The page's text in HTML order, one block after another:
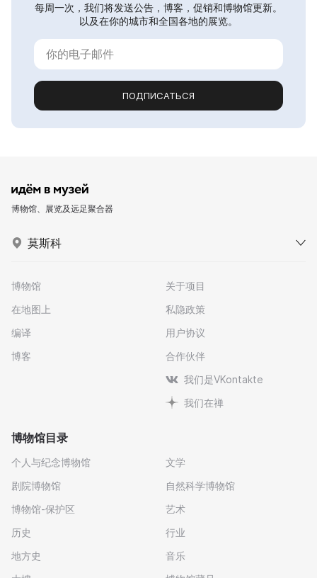
每周一次，我们将发送公告，博客，促销和博物馆更新。
以及在你的城市和全国各地的展览。
ПОДПИСАТЬСЯ
博物馆、展览及远足聚合器
莫斯科
博物馆
在地图上
编译
博客
关于项目
私隐政策
用户协议
合作伙伴
我们是VKontakte
我们在禅
博物馆目录
个人与纪念博物馆
剧院博物馆
博物馆-保护区
历史
地方史
文学
自然科学博物馆
艺术
行业
音乐